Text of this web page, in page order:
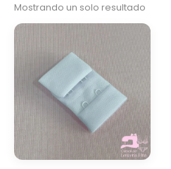
Mostrando un solo resultado